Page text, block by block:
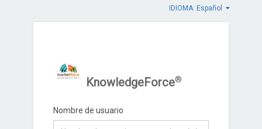
IDIOMA: Español
KnowledgeForce®
Nombre de usuario